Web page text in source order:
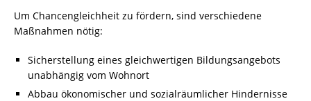
Um Chancengleichheit zu fördern, sind verschiedene
Maßnahmen nötig:
Sicherstellung eines gleichwertigen Bildungsangebots
unabhängig vom Wohnort
Abbau ökonomischer und sozialräumlicher Hindernisse